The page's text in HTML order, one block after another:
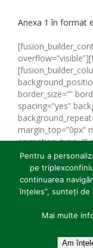
Anexa 1 în format
border_size=””
spacing=”yes”
margin_top=”0px”
animation_type=””
finantare M1-6B[/
[/
Copyright 2012-
Pentru a
pe
continuarea
înțeles”, sunteți
Mai multe
Am